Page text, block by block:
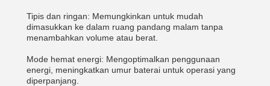
Tipis dan ringan: Memungkinkan untuk mudah
dimasukkan ke dalam ruang pandang malam tanpa
menambahkan volume atau berat.
Mode hemat energi: Mengoptimalkan penggunaan
energi, meningkatkan umur baterai untuk operasi yang
diperpanjang.